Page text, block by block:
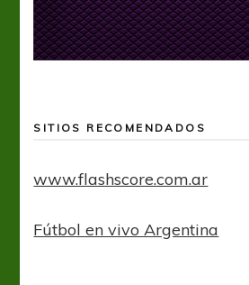
SITIOS RECOMENDADOS
www.flashscore.com.ar
Fútbol en vivo Argentina